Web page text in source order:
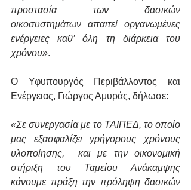
προστασία των δασικών
οικοσυστημάτων απαιτεί οργανωμένες
ενέργειες καθ’ όλη τη διάρκεια του
χρόνου».
Ο Υφυπουργός Περιβάλλοντος και
Ενέργειας, Γιώργος Αμυράς, δήλωσε:
«Σε συνεργασία με το ΤΑΙΠΕΔ, το οποίο
μας εξασφαλίζει γρήγορους χρόνους
υλοποίησης,  και με την οικονομική
στήριξη του Ταμείου Ανάκαμψης
κάνουμε πράξη την πρόληψη δασικών